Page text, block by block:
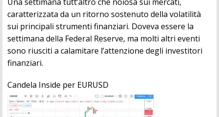
caratterizzata da un ritorno sostenuto della volatilità
sui principali strumenti finanziari. Doveva essere la
settimana della Federal Reserve, ma molti altri eventi
sono riusciti a calamitare l’attenzione degli investitori
finanziari.
Candela Inside per EURUSD